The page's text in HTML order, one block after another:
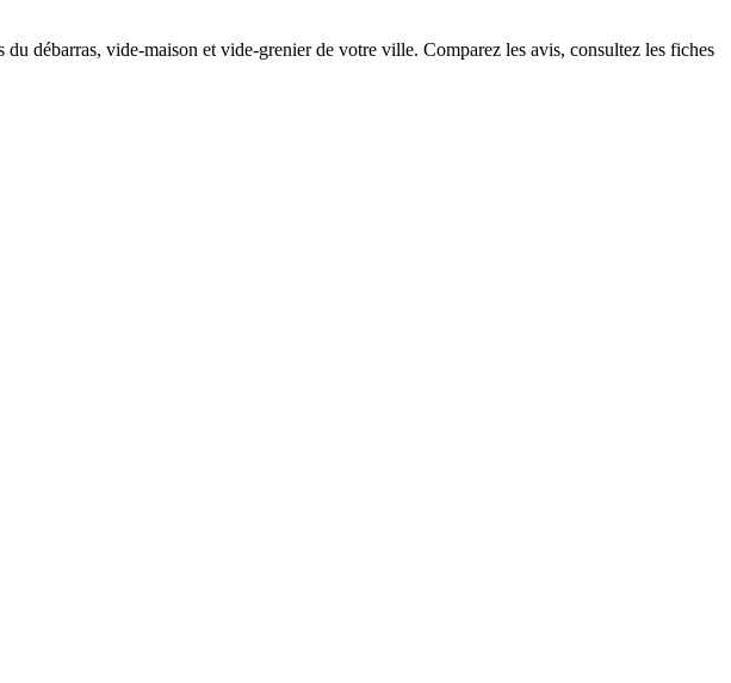
débarras, vide-maison et vide-grenier de votre ville. Comparez les avis, consultez les fiches